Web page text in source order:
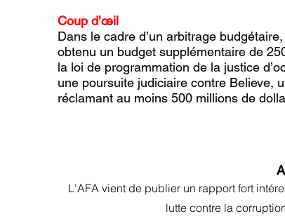
Coup d’œil
Dans le cadre d’un arbitrage
obtenu un budget supplémentaire de
la loi de programmation de la justice
une poursuite judiciaire contre Believe,
réclamant au moins 500 millions de
L'AFA vient de publier un rapport fort
lutte contre la